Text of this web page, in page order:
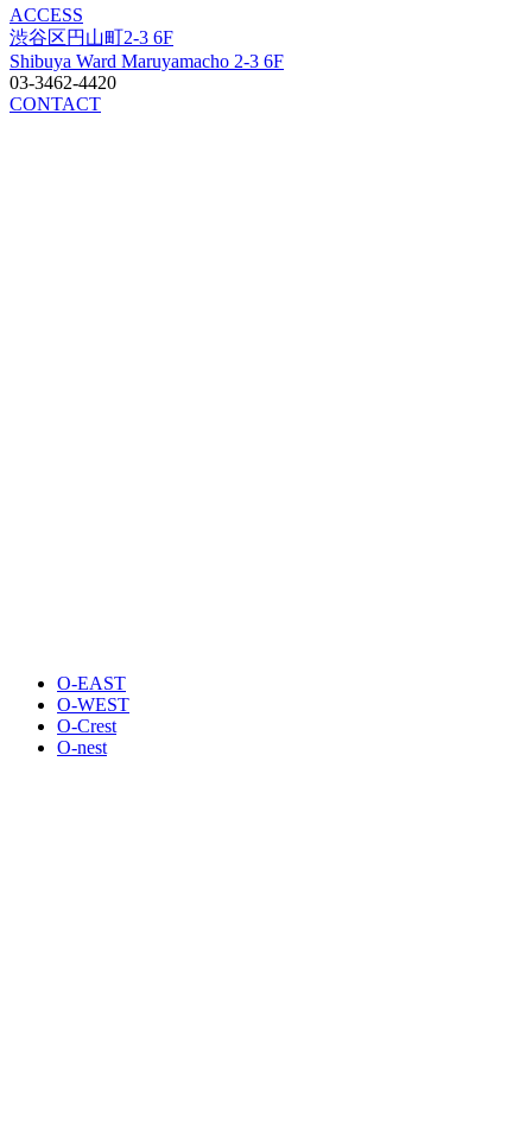
ACCESS
渋谷区円山町2-3 6F
Shibuya Ward Maruyamacho 2-3 6F
03-3462-4420
CONTACT
O-EAST
O-WEST
O-Crest
O-nest